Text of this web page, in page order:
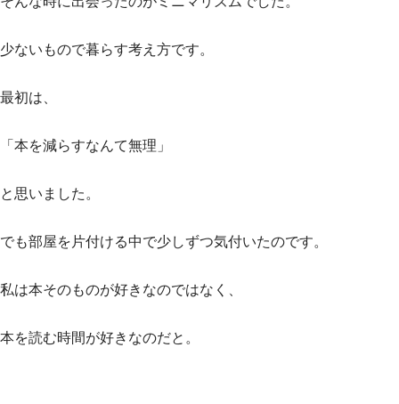
少ないもので暮らす考え方です。
最初は、
「本を減らすなんて無理」
と思いました。
でも部屋を片付ける中で少しずつ気付いたのです。
私は本そのものが好きなのではなく、
本を読む時間が好きなのだと。